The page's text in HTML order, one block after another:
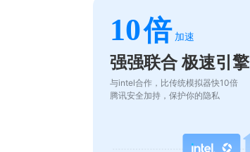
10倍 加速
强强联合 极速引擎
与intel合作，比传统模拟器快10倍
腾讯安全加持，保护你的隐私